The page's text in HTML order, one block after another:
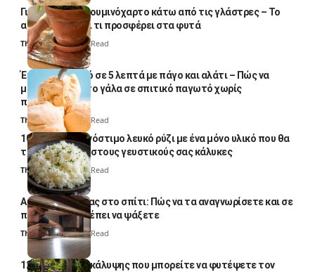
Γιατί βάζουν αλουμινόχαρτο κάτω από τις γλάστρες – Το
απλό κόλπο και τι προσφέρει στα φυτά
Thali Ombre4 Min Read
Έτοιμο παγωτό σε 5 λεπτά με πάγο και αλάτι – Πώς να
μετατρέψετε το γάλα σε σπιτικό παγωτό χωρίς
παγωτομηχανή
Thali Ombre 4 Min Read
10 φορές ποιο νόστιμο λευκό ρύζι με ένα μόνο υλικό που θα
το απογειώσει στους γευστικούς σας κάλυκες
Thali Ombre4 Min Read
Αυγά κατσαρίδας στο σπίτι: Πώς να τα αναγνωρίσετε και σε
ποια σημεία πρέπει να ψάξετε
Thali Ombre4 Min Read
12 φυτά εδαφοκάλυψης που μπορείτε να φυτέψετε τον